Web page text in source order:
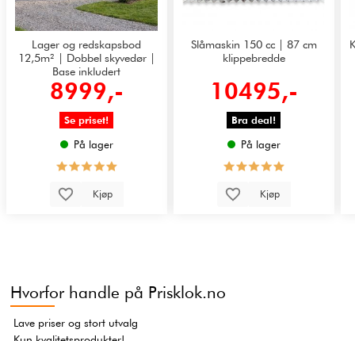
Lager og redskapsbod
12,5m² | Dobbel skyvedør |
Base inkludert
8999,-
Se priset!
På lager
Kjøp
Slåmaskin 150 cc | 87 cm
klippebredde
10495,-
Bra deal!
På lager
Kjøp
Hvorfor handle på Prisklok.no
Lave priser og stort utvalg